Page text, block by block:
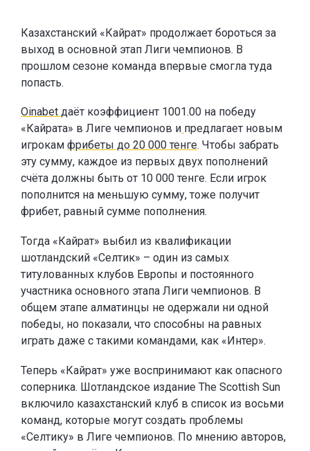
Казахстанский «Кайрат» продолжает бороться за
выход в основной этап Лиги чемпионов. В
прошлом сезоне команда впервые смогла туда
попасть.
Oinabet даёт коэффициент 1001.00 на победу
«Кайрата» в Лиге чемпионов и предлагает новым
игрокам фрибеты до 20 000 тенге. Чтобы забрать
эту сумму, каждое из первых двух пополнений
счёта должны быть от 10 000 тенге. Если игрок
пополнится на меньшую сумму, тоже получит
фрибет, равный сумме пополнения.
Тогда «Кайрат» выбил из квалификации
шотландский «Селтик» – один из самых
титулованных клубов Европы и постоянного
участника основного этапа Лиги чемпионов. В
общем этапе алматинцы не одержали ни одной
победы, но показали, что способны на равных
играть даже с такими командами, как «Интер».
Теперь «Кайрат» уже воспринимают как опасного
соперника. Шотландское издание The Scottish Sun
включило казахстанский клуб в список из восьми
команд, которые могут создать проблемы
«Селтику» в Лиге чемпионов. По мнению авторов,